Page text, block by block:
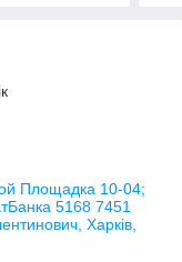
Площадка 10-04;
5168 7451
Харків,